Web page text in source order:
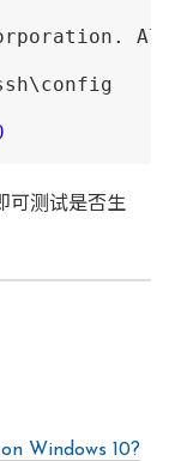
可测试是否生
Windows 10?